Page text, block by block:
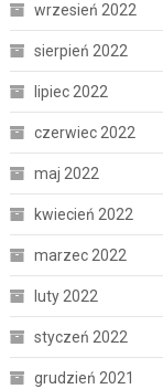
wrzesień 2022
sierpień 2022
lipiec 2022
czerwiec 2022
maj 2022
kwiecień 2022
marzec 2022
luty 2022
styczeń 2022
grudzień 2021